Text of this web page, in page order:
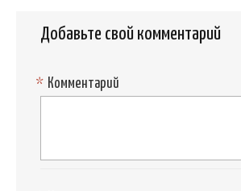
Добавьте свой комментарий
Комментарий
*